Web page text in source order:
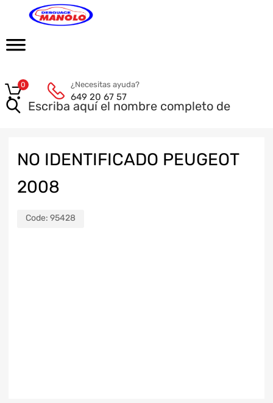
¿Necesitas ayuda?
649 20 67 57
0
NO IDENTIFICADO PEUGEOT
2008
Code: 95428